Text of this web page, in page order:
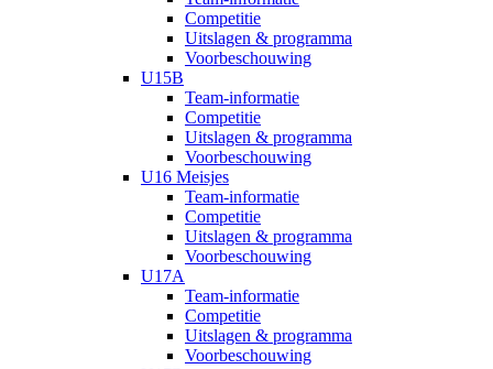
Competitie
Uitslagen & programma
Voorbeschouwing
U15B
Team-informatie
Competitie
Uitslagen & programma
Voorbeschouwing
U16 Meisjes
Team-informatie
Competitie
Uitslagen & programma
Voorbeschouwing
U17A
Team-informatie
Competitie
Uitslagen & programma
Voorbeschouwing